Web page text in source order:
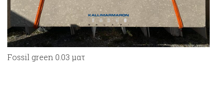
Fossil green 0.03 ματ